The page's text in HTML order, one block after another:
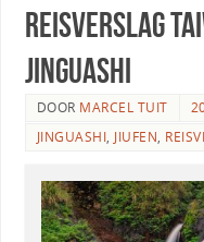
Reisverslag
Jinguashi
DOOR MARCEL TUIT
JINGUASHI, JIUFEN,